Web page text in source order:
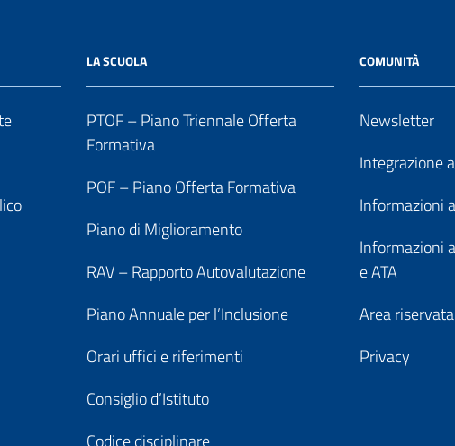
LA SCUOLA
PTOF – Piano Triennale Offerta
Formativa
POF – Piano Offerta Formativa
Piano di Miglioramento
RAV – Rapporto Autovalutazione
Piano Annuale per l’Inclusione
Orari uffici e riferimenti
Consiglio d’Istituto
Codice disciplinare
COMUNITÀ
Newsletter
Integrazione
Informazioni
Informazioni
e ATA
Area riservata
Privacy